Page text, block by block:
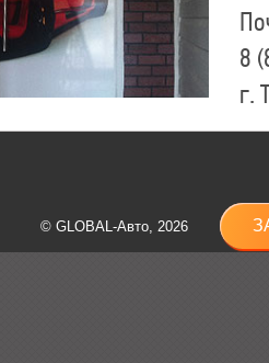
8
г.
8
© GLOBAL-Авто, 2026